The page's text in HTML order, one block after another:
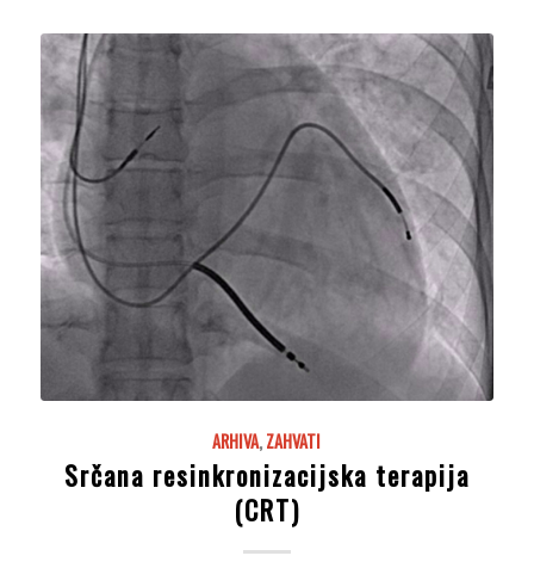
ARHIVA,ZAHVATI
Srčana resinkronizacijska terapija
(CRT)